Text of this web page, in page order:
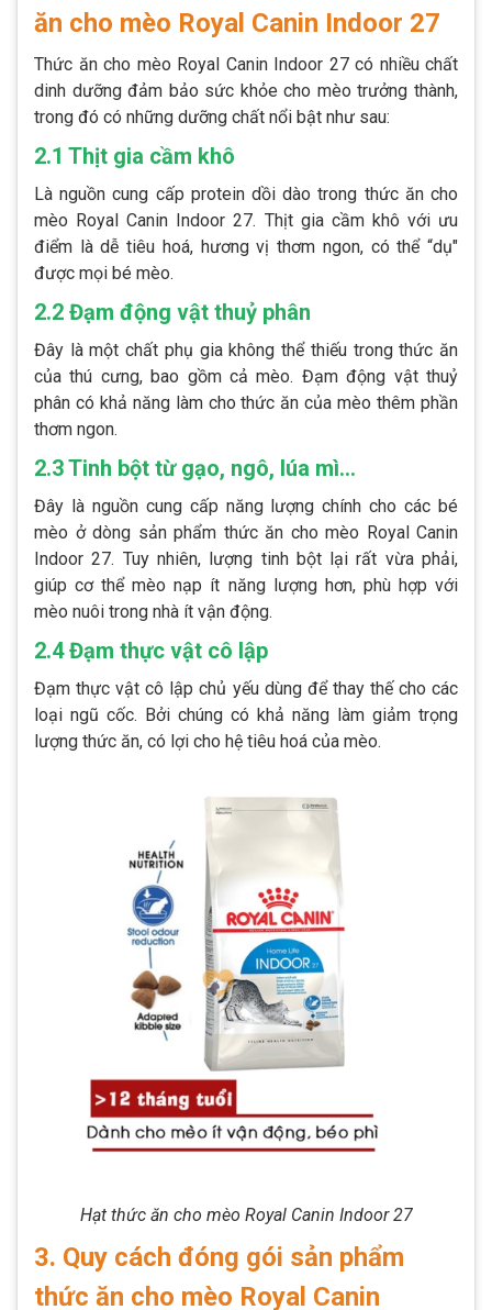
ăn cho mèo Royal Canin Indoor 27
Thức ăn cho mèo Royal Canin Indoor 27 có nhiều chất
dinh dưỡng đảm bảo sức khỏe cho mèo trưởng thành,
trong đó có những dưỡng chất nổi bật như sau:
2.1 Thịt gia cầm khô
Là nguồn cung cấp protein dồi dào trong thức ăn cho
mèo Royal Canin Indoor 27. Thịt gia cầm khô với ưu
điểm là dễ tiêu hoá, hương vị thơm ngon, có thể “dụ"
được mọi bé mèo.
2.2 Đạm động vật thuỷ phân
Đây là một chất phụ gia không thể thiếu trong thức ăn
của thú cưng, bao gồm cả mèo. Đạm động vật thuỷ
phân có khả năng làm cho thức ăn của mèo thêm phần
thơm ngon.
2.3 Tinh bột từ gạo, ngô, lúa mì…
Đây là nguồn cung cấp năng lượng chính cho các bé
mèo ở dòng sản phẩm thức ăn cho mèo Royal Canin
Indoor 27. Tuy nhiên, lượng tinh bột lại rất vừa phải,
giúp cơ thể mèo nạp ít năng lượng hơn, phù hợp với
mèo nuôi trong nhà ít vận động.
2.4 Đạm thực vật cô lập
Đạm thực vật cô lập chủ yếu dùng để thay thế cho các
loại ngũ cốc. Bởi chúng có khả năng làm giảm trọng
lượng thức ăn, có lợi cho hệ tiêu hoá của mèo.
Hạt thức ăn cho mèo Royal Canin Indoor 27
3. Quy cách đóng gói sản phẩm
thức ăn cho mèo Royal Canin